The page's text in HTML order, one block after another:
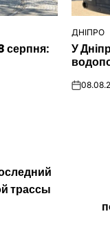
серпня:
У
ДНІПРО
У
on
трассы